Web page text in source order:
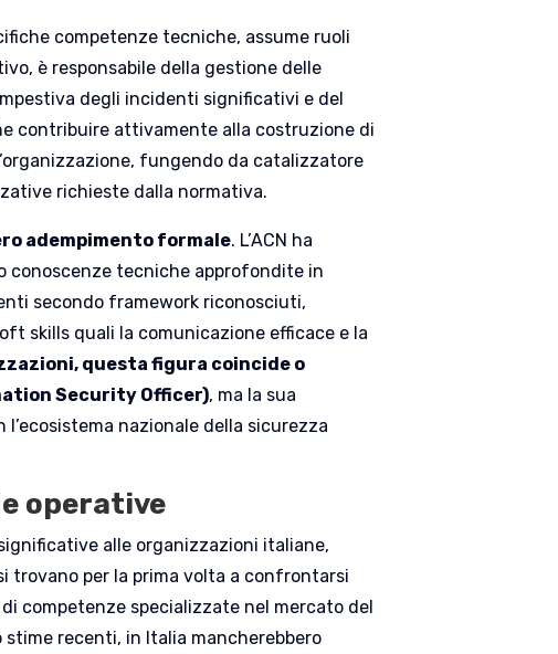
competenze tecniche, assume ruoli
è responsabile della gestione delle
degli incidenti significativi e del
contribuire attivamente alla costruzione di
fungendo da catalizzatore
richieste dalla normativa.
adempimento formale. L’ACN ha
conoscenze tecniche approfondite in
secondo framework riconosciuti,
skills quali la comunicazione efficace e la
questa figura coincide o
Security Officer), ma la sua
nazionale della sicurezza
operative
alle organizzazioni italiane,
trovano per la prima volta a confrontarsi
competenze specializzate nel mercato del
recenti, in Italia mancherebbero